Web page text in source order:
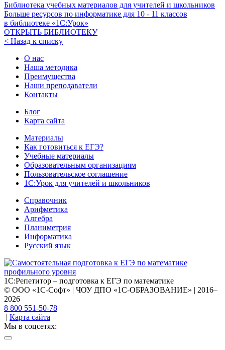
Библиотека учебных материалов для учителей и школьников
Больше ресурсов по информатике для 10 - 11 классов
в библиотеке «1С:Урок»
ОТКРЫТЬ БИБЛИОТЕКУ
< Назад к списку
О нас
Наша методика
Преимущества
Наши преподаватели
Контакты
Блог
Карта сайта
Материалы
Как готовиться к ЕГЭ?
Учебные материалы
Образовательным организациям
Пользовательское соглашение
1С:Урок для учителей и школьников
Справочник
Арифметика
Алгебра
Планиметрия
Информатика
Русский язык
1С:Репетитор – подготовка к ЕГЭ по математике
© ООО «1С-Софт» | ЧОУ ДПО «1С-ОБРАЗОВАНИЕ» | 2016–
2026
8 800 551-50-78
| Карта сайта
Мы в соцсетях: